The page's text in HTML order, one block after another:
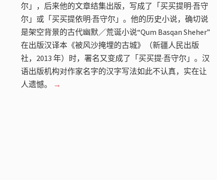
尔」，后来他的文章结集出版，写成了「买买提明·吾守
尔」或「买买提依明·吾守尔」。他的历史小说，确切说
是架空背景的古代幽默／荒诞小说“Qum Basqan Sheher”
在出版汉译本《被风沙掩埋的古城》（新疆人民出版
社，2013 年）时，署名又变成了「买买提·吾守尔」。汉
语出版机构对作家名字的汉字写法如此不认真，实在让
人遗憾。
→